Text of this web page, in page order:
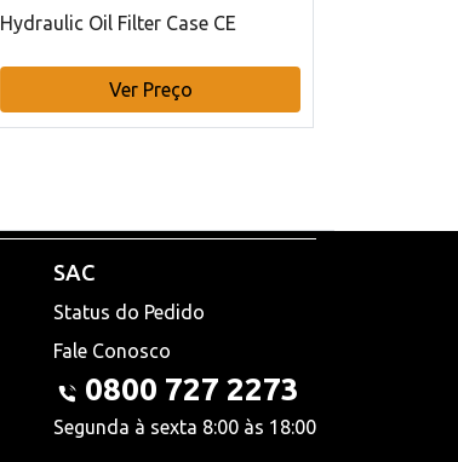
Hydraulic Oil Filter Case CE
Ver Preço
SAC
Status do Pedido
Fale Conosco
0800 727 2273
Segunda à sexta 8:00 às 18:00